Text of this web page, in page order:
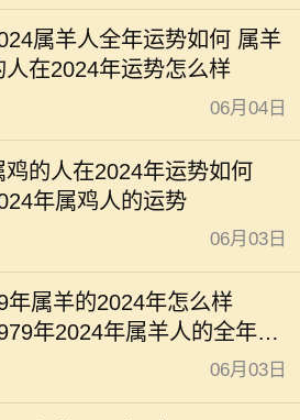
属羊人全年运势如何 属羊
人在2024年运势怎么样
06月04日
鸡的人在2024年运势如何
年属鸡人的运势
06月03日
年属羊的2024年怎么样
年2024年属羊人的全年运
06月03日